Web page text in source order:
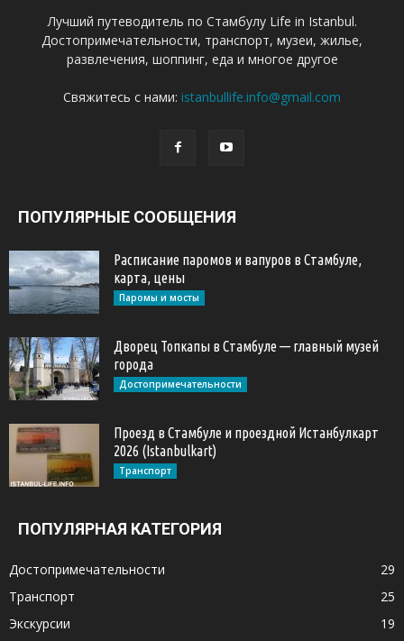
Лучший путеводитель по Стамбулу Life in Istanbul.
Достопримечательности, транспорт, музеи, жилье,
развлечения, шоппинг, еда и многое другое
Свяжитесь с нами: istanbullife.info@gmail.com
ПОПУЛЯРНЫЕ СООБЩЕНИЯ
Расписание паромов и вапуров в Стамбуле,
карта, цены
Паромы и мосты
Дворец Топкапы в Стамбуле — главный музей
города
Достопримечательности
Проезд в Стамбуле и проездной Истанбулкарт
2026 (Istanbulkart)
Транспорт
ПОПУЛЯРНАЯ КАТЕГОРИЯ
Достопримечательности
29
Транспорт
25
Экскурсии
19